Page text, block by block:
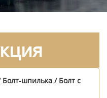
шпилька / Болт с